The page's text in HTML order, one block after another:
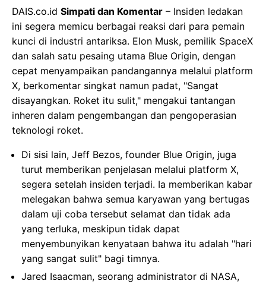
DAIS.co.id Simpati dan Komentar – Insiden ledakan
ini segera memicu berbagai reaksi dari para pemain
kunci di industri antariksa. Elon Musk, pemilik SpaceX
dan salah satu pesaing utama Blue Origin, dengan
cepat menyampaikan pandangannya melalui platform
X, berkomentar singkat namun padat, "Sangat
disayangkan. Roket itu sulit," mengakui tantangan
inheren dalam pengembangan dan pengoperasian
teknologi roket.
Di sisi lain, Jeff Bezos, founder Blue Origin, juga
turut memberikan penjelasan melalui platform X,
segera setelah insiden terjadi. Ia memberikan kabar
melegakan bahwa semua karyawan yang bertugas
dalam uji coba tersebut selamat dan tidak ada
yang terluka, meskipun tidak dapat
menyembunyikan kenyataan bahwa itu adalah "hari
yang sangat sulit" bagi timnya.
Jared Isaacman, seorang administrator di NASA,